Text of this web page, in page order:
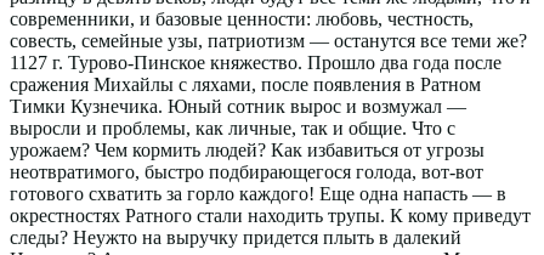
современники, и базовые ценности: любовь, честность,
совесть, семейные узы, патриотизм — останутся все теми же?
1127 г. Турово-Пинское княжество. Прошло два года после
сражения Михайлы с ляхами, после появления в Ратном
Тимки Кузнечика. Юный сотник вырос и возмужал —
выросли и проблемы, как личные, так и общие. Что с
урожаем? Чем кормить людей? Как избавиться от угрозы
неотвратимого, быстро подбирающегося голода, вот-вот
готового схватить за горло каждого! Еще одна напасть — в
окрестностях Ратного стали находить трупы. К кому приведут
следы? Неужто на выручку придется плыть в далекий